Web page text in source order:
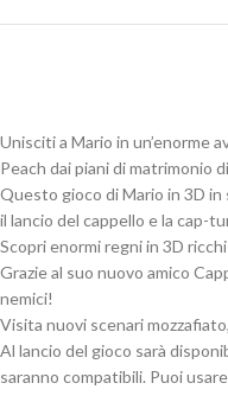
Unisciti a Mario in un’enorme
Peach dai piani di matrimonio
Questo gioco di Mario in 3D in
il lancio del cappello e la cap-
Scopri enormi regni in 3D
Grazie al suo nuovo amico
nemici!
Visita nuovi scenari
Al lancio del gioco sarà
saranno compatibili. Puoi